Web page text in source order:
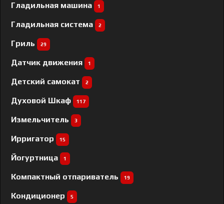
Гладильная машина 1
Гладильная система 2
Гриль 29
Датчик движения 1
Детский самокат 2
Духовой Шкаф 117
Измельчитель 3
Ирригатор 15
Йогуртница 1
Компактный отпариватель 19
Кондиционер 5